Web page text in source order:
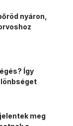
nyáron,
Így
meg